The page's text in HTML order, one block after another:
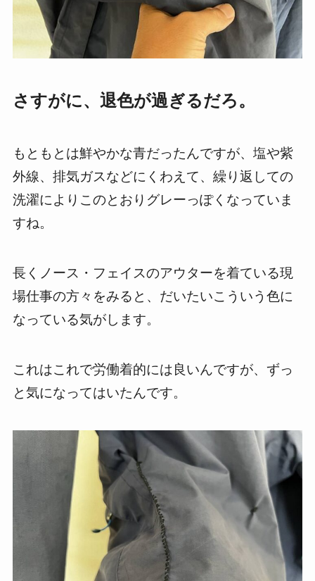
さすがに、退色が過ぎるだろ。
もともとは鮮やかな青だったんですが、塩や紫
外線、排気ガスなどにくわえて、繰り返しての
洗濯によりこのとおりグレーっぽくなっていま
すね。
長くノース・フェイスのアウターを着ている現
場仕事の方々をみると、だいたいこういう色に
なっている気がします。
これはこれで労働着的には良いんですが、ずっ
と気になってはいたんです。